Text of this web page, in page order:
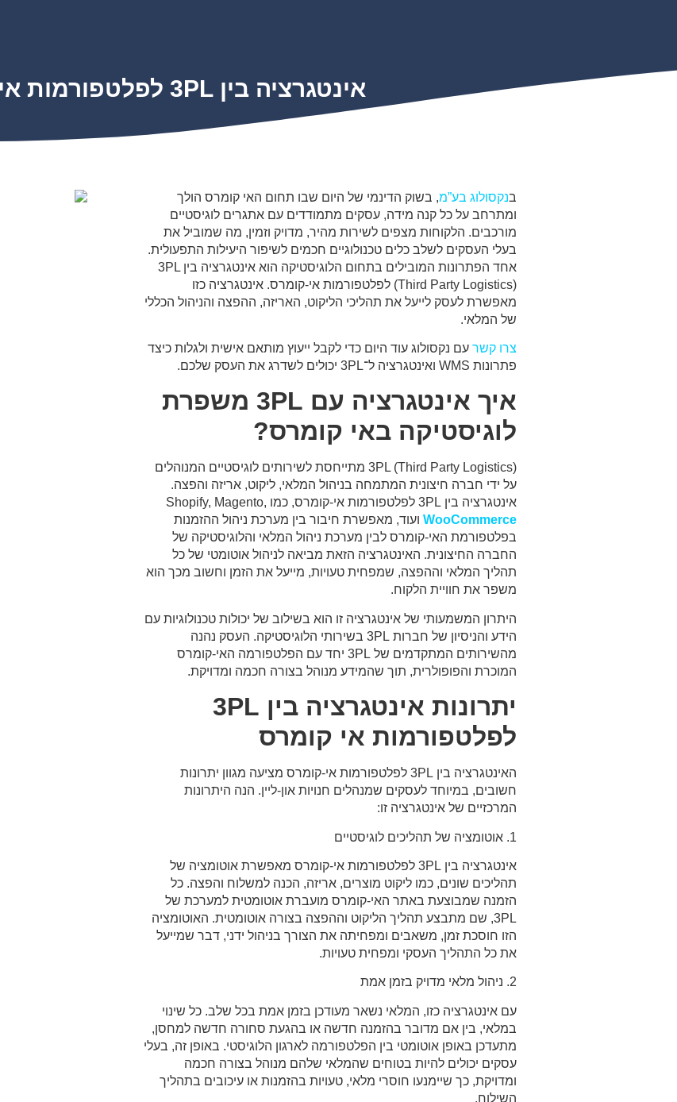
אינטגרציה בין 3PL לפלטפורמות אי קומרס
בנקסולוג בע”מ, בשוק הדינמי של היום שבו תחום האי קומרס הולך
ומתרחב על כל קנה מידה, עסקים מתמודדים עם אתגרים לוגיסטיים
מורכבים. הלקוחות מצפים לשירות מהיר, מדויק וזמין, מה שמוביל את
בעלי העסקים לשלב כלים טכנולוגיים חכמים לשיפור היעילות התפעולית.
אחד הפתרונות המובילים בתחום הלוגיסטיקה הוא אינטגרציה בין 3PL
(Third Party Logistics) לפלטפורמות אי-קומרס. אינטגרציה כזו
מאפשרת לעסק לייעל את תהליכי הליקוט, האריזה, ההפצה והניהול הכללי
של המלאי.
צרו קשר עם נקסולוג עוד היום כדי לקבל ייעוץ מותאם אישית ולגלות כיצד
פתרונות WMS ואינטגרציה ל־3PL יכולים לשדרג את העסק שלכם.
איך אינטגרציה עם 3PL משפרת
לוגיסטיקה באי קומרס?
3PL (Third Party Logistics) מתייחסת לשירותים לוגיסטיים המנוהלים
על ידי חברה חיצונית המתמחה בניהול המלאי, ליקוט, אריזה והפצה.
אינטגרציה בין 3PL לפלטפורמות אי-קומרס, כמו Shopify, Magento,
WooCommerce ועוד, מאפשרת חיבור בין מערכת ניהול ההזמנות
בפלטפורמת האי-קומרס לבין מערכת ניהול המלאי והלוגיסטיקה של
החברה החיצונית. האינטגרציה הזאת מביאה לניהול אוטומטי של כל
תהליך המלאי וההפצה, שמפחית טעויות, מייעל את הזמן וחשוב מכך הוא
משפר את חוויית הלקוח.
היתרון המשמעותי של אינטגרציה זו הוא בשילוב של יכולות טכנולוגיות עם
הידע והניסיון של חברות 3PL בשירותי הלוגיסטיקה. העסק נהנה
מהשירותים המתקדמים של 3PL יחד עם הפלטפורמה האי-קומרס
המוכרת והפופולרית, תוך שהמידע מנוהל בצורה חכמה ומדויקת.
יתרונות אינטגרציה בין 3PL
לפלטפורמות אי קומרס
האינטגרציה בין 3PL לפלטפורמות אי-קומרס מציעה מגוון יתרונות
חשובים, במיוחד לעסקים שמנהלים חנויות און-ליין. הנה היתרונות
המרכזיים של אינטגרציה זו:
1. אוטומציה של תהליכים לוגיסטיים
אינטגרציה בין 3PL לפלטפורמות אי-קומרס מאפשרת אוטומציה של
תהליכים שונים, כמו ליקוט מוצרים, אריזה, הכנה למשלוח והפצה. כל
הזמנה שמבוצעת באתר האי-קומרס מועברת אוטומטית למערכת של
3PL, שם מתבצע תהליך הליקוט וההפצה בצורה אוטומטית. האוטומציה
הזו חוסכת זמן, משאבים ומפחיתה את הצורך בניהול ידני, דבר שמייעל
את כל התהליך העסקי ומפחית טעויות.
2. ניהול מלאי מדויק בזמן אמת
עם אינטגרציה כזו, המלאי נשאר מעודכן בזמן אמת בכל שלב. כל שינוי
במלאי, בין אם מדובר בהזמנה חדשה או בהגעת סחורה חדשה למחסן,
מתעדכן באופן אוטומטי בין הפלטפורמה לארגון הלוגיסטי. באופן זה, בעלי
עסקים יכולים להיות בטוחים שהמלאי שלהם מנוהל בצורה חכמה
ומדויקת, כך שיימנעו חוסרי מלאי, טעויות בהזמנות או עיכובים בתהליך
השילוח.